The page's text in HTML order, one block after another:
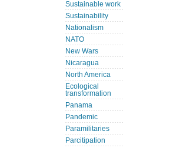
Sustainable work
Sustainability
Nationalism
NATO
New Wars
Nicaragua
North America
Ecological
transformation
Panama
Pandemic
Paramilitaries
Parcitipation